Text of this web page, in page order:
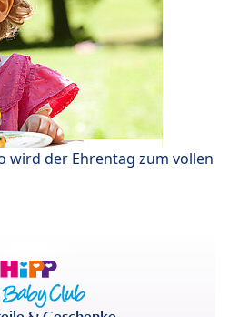
wird der Ehrentag zum vollen